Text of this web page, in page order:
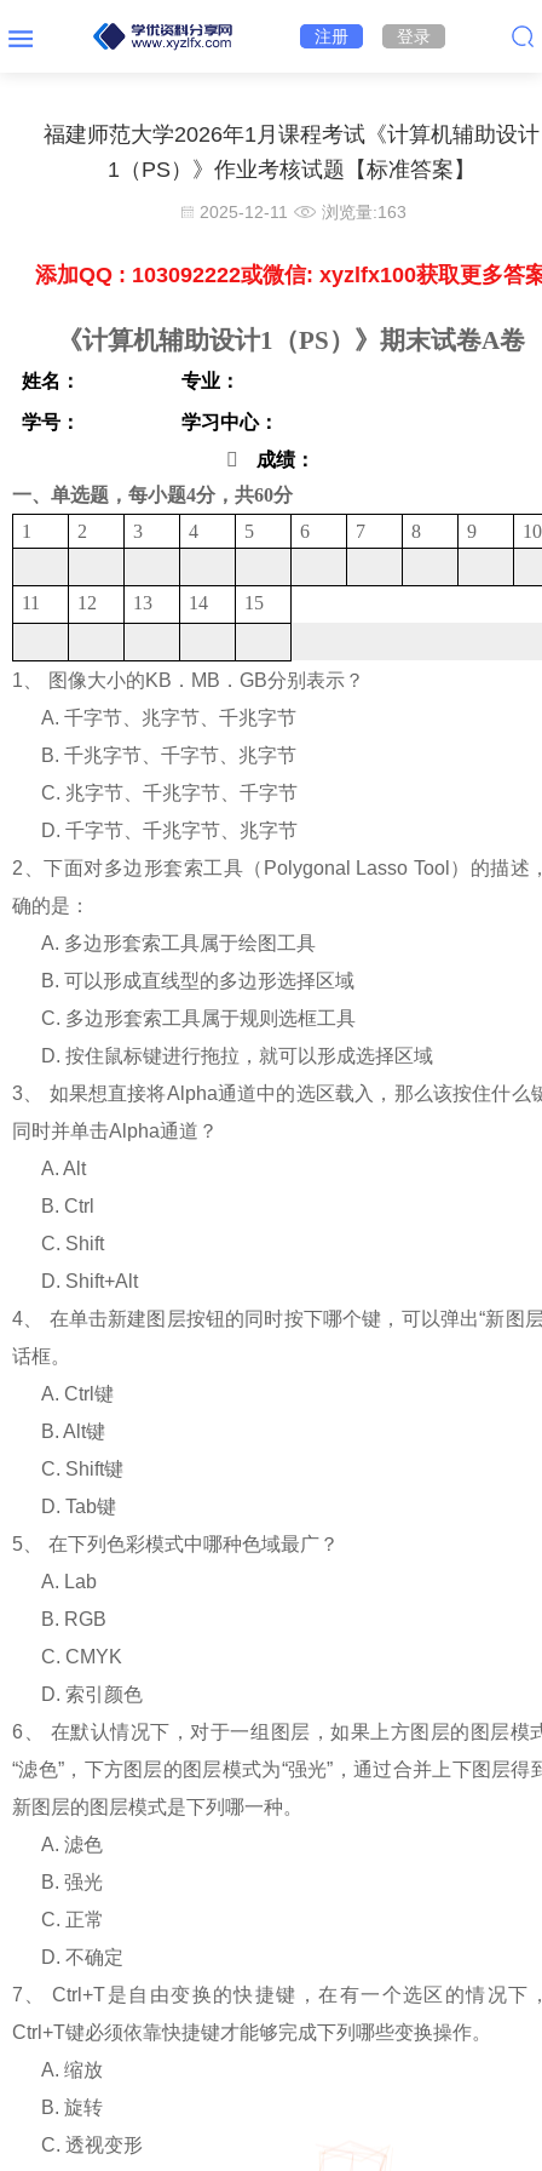
注册 登录
福建师范大学2026年1月课程考试《计算机辅助设计
1（PS）》作业考核试题【标准答案】
2025-12-11 浏览量:163
添加QQ : 103092222或微信: xyzlfx100获取更多答
《计算机辅助设计1（PS）》期末试卷A卷
姓名： 专业：
学号： 学习中心：

成绩：
一、单选题，每小题4分，共60分
1
2 3 4 5 6 7 8 9 10
11 12 13 14 15
1 图像大小的KB ． MB ． GB分别表示？
A. 千字节、兆字节、千兆字节
B. 千兆字节、千字节、兆字节
C. 兆字节、千兆字节、千字节
D. 千字节、千兆字节、兆字节
2 、下面对多边形套索工具（ Polygonal Lasso Tool ）的描述
确的是：
A. 多边形套索工具属于绘图工具
B. 可以形成直线型的多边形选择区域
C. 多边形套索工具属于规则选框工具
D. 按住鼠标键进行拖拉，就可以形成选择区域
3
如果想直接将Alpha通道中的选区载入，那么该按住什么
同时并单击Alpha通道？
A. Alt
B. Ctrl
C. Shift
D. Shift+Alt
4
在单击新建图层按钮的同时按下哪个键，可以弹出“新图
话框。
A. Ctrl 键
B. Alt键
C. Shift键
D. Tab键
5
在下列色彩模式中哪种色域最广？
A. Lab
B. RGB
C. CMYK
D. 索引颜色
6
在默认情况下，对于一组图层，如果上方图层的图层模
“滤色”，下方图层的图层模式为“强光” ，通过合并上下图层得
新图层的图层模式是下列哪一种。
A. 滤色
B. 强光
C. 正常
D. 不确定
7
Ctrl+T是自由变换的快捷键，在有一个选区的情况下
Ctrl+T键必须依靠快捷键才能够完成下列哪些变换操作。
A. 缩放
B. 旋转
C. 透视变形